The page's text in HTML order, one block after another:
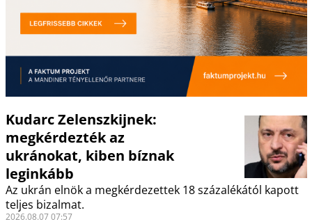
Kudarc Zelenszkijnek:
megkérdezték az
ukránokat, kiben bíznak
leginkább
Az ukrán elnök a megkérdezettek 18 százalékától kapott
teljes bizalmat.
2026.08.07 07:57